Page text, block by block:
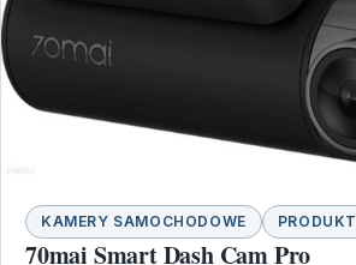
KAMERY SAMOCHODOWE PRODUKT
70mai Smart Dash Cam Pro